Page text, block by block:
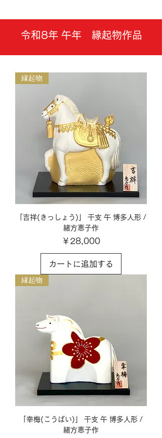
令和8年 午年 縁起物作品
縁起物
「︎︎吉祥(きっしょう)」 干支 午 博多人形 /
緒方恵子作
価格
￥28,000
カートに追加する
縁起物
「幸梅(こうばい)」 干支 午 博多人形 /
緒方恵子作